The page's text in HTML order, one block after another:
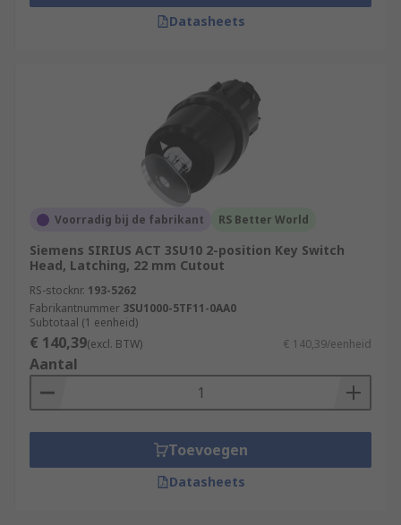
Datasheets
Voorradig bij de fabrikant RS Better World
Siemens SIRIUS ACT 3SU10 2-position Key Switch
Head, Latching, 22 mm Cutout
RS-stocknr. 193-5262
Fabrikantnummer 3SU1000-5TF11-0AA0
Subtotaal (1 eenheid)
€ 140,39(excl. BTW) € 140,39/eenheid
Aantal
Toevoegen
Datasheets